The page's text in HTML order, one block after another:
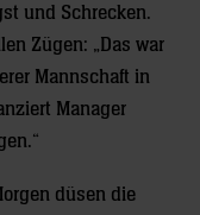
und Schrecken.
Zügen: „Das war
Mannschaft in
Manager
düsen die